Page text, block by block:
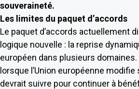
souveraineté.
Les limites du paquet d’accords
Le paquet d’accords actuellement
logique nouvelle : la reprise
européen dans plusieurs
lorsque l’Union européenne
devrait suivre pour continuer à